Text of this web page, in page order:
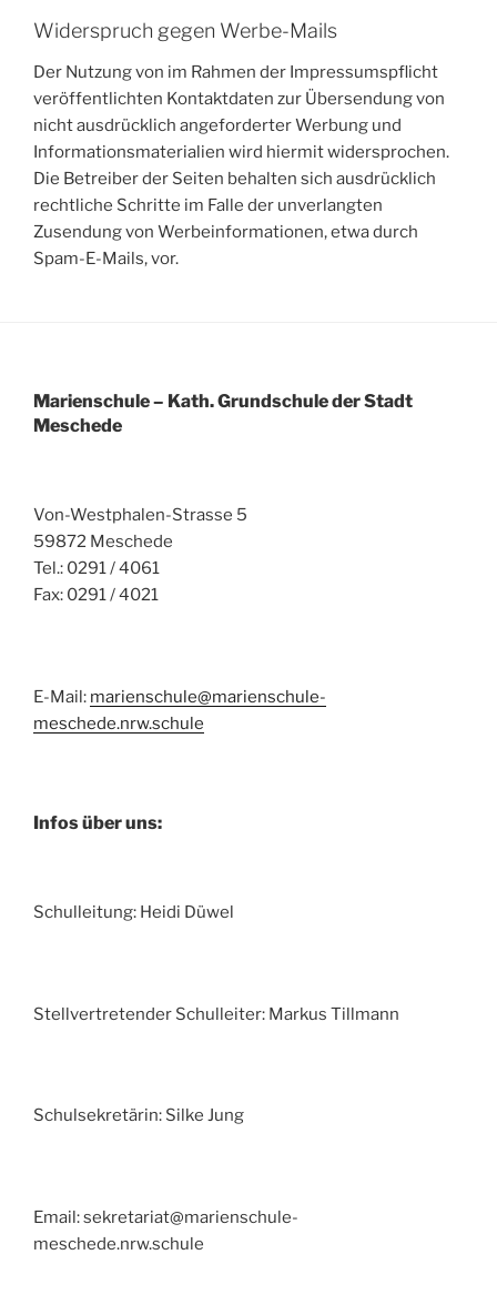
Widerspruch gegen Werbe-Mails
Der Nutzung von im Rahmen der Impressumspflicht
veröffentlichten Kontaktdaten zur Übersendung von
nicht ausdrücklich angeforderter Werbung und
Informationsmaterialien wird hiermit widersprochen.
Die Betreiber der Seiten behalten sich ausdrücklich
rechtliche Schritte im Falle der unverlangten
Zusendung von Werbeinformationen, etwa durch
Spam-E-Mails, vor.
Marienschule – Kath. Grundschule der Stadt
Meschede
Von-Westphalen-Strasse 5
59872 Meschede
Tel.: 0291 / 4061
Fax: 0291 / 4021
E-Mail: marienschule@marienschule-
meschede.nrw.schule
Infos über uns:
Schulleitung: Heidi Düwel
Stellvertretender Schulleiter: Markus Tillmann
Schulsekretärin: Silke Jung
Email: sekretariat@marienschule-
meschede.nrw.schule